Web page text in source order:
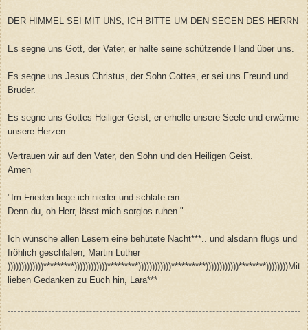
DER HIMMEL SEI MIT UNS, ICH BITTE UM DEN SEGEN DES HERRN
Es segne uns Gott, der Vater, er halte seine schützende Hand über uns.
Es segne uns Jesus Christus, der Sohn Gottes, er sei uns Freund und
Bruder.
Es segne uns Gottes Heiliger Geist, er erhelle unsere Seele und erwärme
unsere Herzen.
Vertrauen wir auf den Vater, den Sohn und den Heiligen Geist.
Amen
"Im Frieden liege ich nieder und schlafe ein.
Denn du, oh Herr, lässt mich sorglos ruhen."
Ich wünsche allen Lesern eine behütete Nacht***.. und alsdann flugs und
fröhlich geschlafen, Martin Luther
)))))))))))))*********))))))))))))*********))))))))))))**********))))))))))))********))))))))Mit
lieben Gedanken zu Euch hin, Lara***